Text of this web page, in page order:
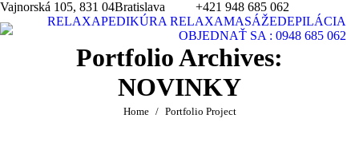
Vajnorská 105, 831 04Bratislava
+421 948 685 062
RELAXAPEDIKÚRA RELAXAMASÁŽEDEPILÁCIA
OBJEDNAŤ SA : 0948 685 062
Portfolio Archives:
NOVINKY
Home Portfolio Project